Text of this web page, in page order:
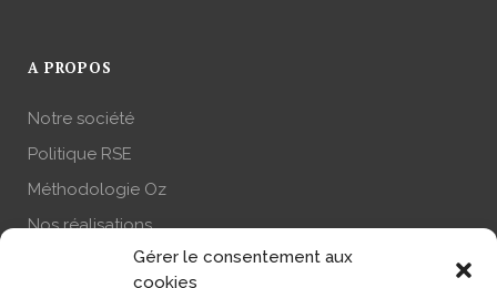
Gérer le consentement aux
cookies
A PROPOS
Notre société
Politique RSE
Méthodologie Oz
Nos réalisations